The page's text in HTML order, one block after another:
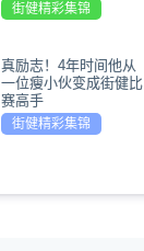
街健精彩集锦
真励志！4年时间他从
一位瘦小伙变成街健比
赛高手
街健精彩集锦